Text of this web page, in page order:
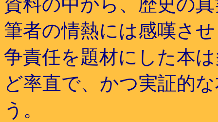
筆者の情熱には感嘆さ
争責任を題材にした本
ど率直で、かつ実証的
う。